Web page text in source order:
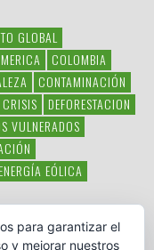
GLOBAL
COLOMBIA
CONTAMINACIÓN
CRISIS
DEFORESTACION
VULNERADOS
ENERGÍA EÓLICA
MÉXICO
para garantizar el
y mejorar nuestros